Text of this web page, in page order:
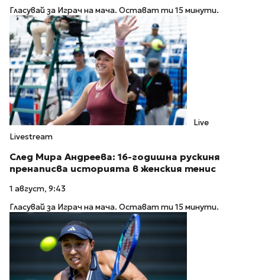
Гласувай за Играч на мача. Остават ти 15 минути.
Live
Livestream
След Мира Андреева: 16-годишна рускиня
пренаписва историята в женския тенис
1 август, 9:43
Гласувай за Играч на мача. Остават ти 15 минути.